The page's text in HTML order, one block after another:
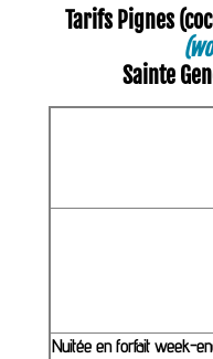
Tarifs Pignes
Sainte
Nuitée en forfait week-